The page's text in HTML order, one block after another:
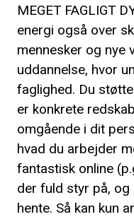
MEGET FAGLIGT
energi også over
mennesker og nye
uddannelse, hvor
faglighed. Du
er konkrete
omgående i dit
hvad du arbejder
fantastisk online
der fuld styr på,
hente. Så kan kun